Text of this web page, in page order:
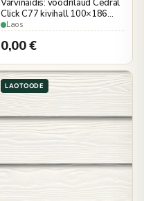
Värvinäidis: voodrilaud Cedral
Click C77 kivihall 100×186
mm puiduimitatsioon
Laos
0,00€
LAOTOODE